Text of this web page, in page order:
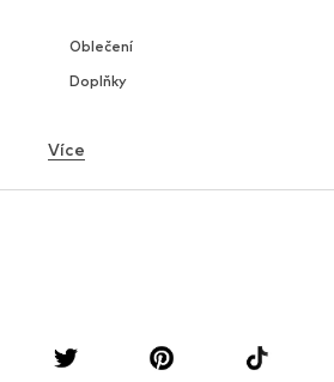
Oblečení
Doplňky
Více